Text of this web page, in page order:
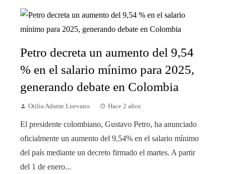
Petro decreta un aumento del 9,54
% en el salario mínimo para 2025,
generando debate en Colombia
Otilia Adame Luevano Hace 2 años
El presidente colombiano, Gustavo Petro, ha anunciado
oficialmente un aumento del 9,54% en el salario mínimo
del país mediante un decreto firmado el martes. A partir
del 1 de enero...